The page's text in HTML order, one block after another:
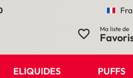
favorite_border Ma liste de
ELIQUIDES PUFFS